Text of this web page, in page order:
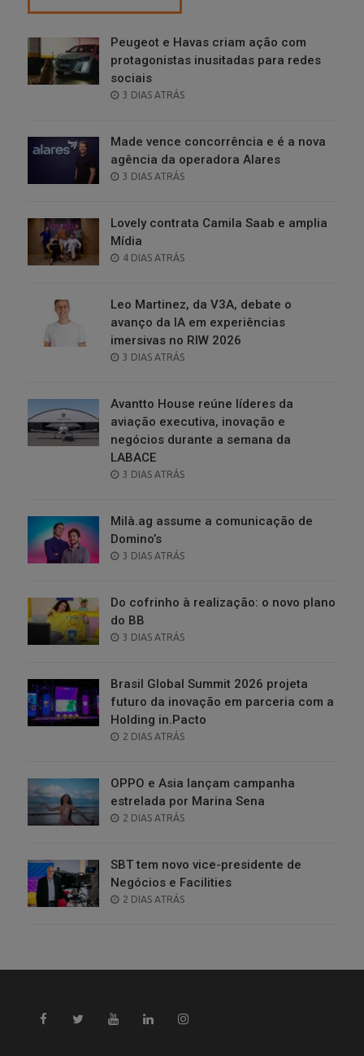
Peugeot e Havas criam ação com
protagonistas inusitadas para redes
sociais
POSTED
3 DIAS ATRÁS
Made vence concorrência e é a nova
agência da operadora Alares
POSTED
3 DIAS ATRÁS
Lovely contrata Camila Saab e amplia
Mídia
POSTED
4 DIAS ATRÁS
Leo Martinez, da V3A, debate o
avanço da IA em experiências
imersivas no RIW 2026
POSTED
3 DIAS ATRÁS
Avantto House reúne líderes da
aviação executiva, inovação e
negócios durante a semana da
LABACE
POSTED
3 DIAS ATRÁS
Milà.ag assume a comunicação de
Domino’s
POSTED
3 DIAS ATRÁS
Do cofrinho à realização: o novo plano
do BB
POSTED
3 DIAS ATRÁS
Brasil Global Summit 2026 projeta
futuro da inovação em parceria com a
Holding in.Pacto
POSTED
2 DIAS ATRÁS
OPPO e Asia lançam campanha
estrelada por Marina Sena
POSTED
2 DIAS ATRÁS
SBT tem novo vice-presidente de
Negócios e Facilities
POSTED
2 DIAS ATRÁS